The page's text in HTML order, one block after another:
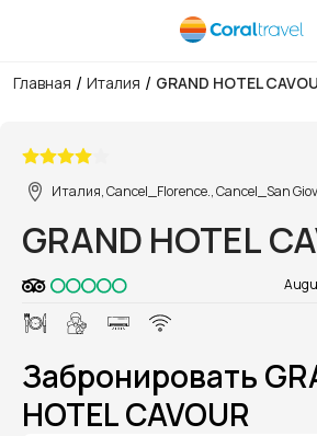
Главная / Италия / GRAND HOTEL
Италия, Cancel_Florence., Cancel_San
GRAND HOTEL
Забронировать
HOTEL CAVOUR